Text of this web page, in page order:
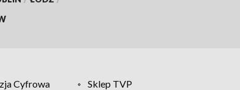
Cyfrowa
Sklep TVP